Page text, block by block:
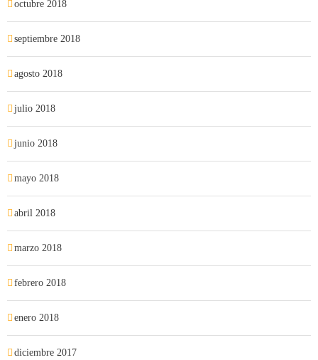
octubre 2018
septiembre 2018
agosto 2018
julio 2018
junio 2018
mayo 2018
abril 2018
marzo 2018
febrero 2018
enero 2018
diciembre 2017